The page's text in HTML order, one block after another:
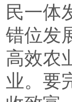
民一体
错位发
高效农
业。要